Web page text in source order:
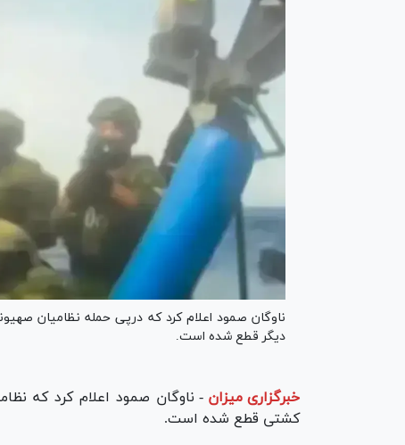
دیگر قطع شده است.
خبرگزاری میزان -
کشتی قطع شده است.